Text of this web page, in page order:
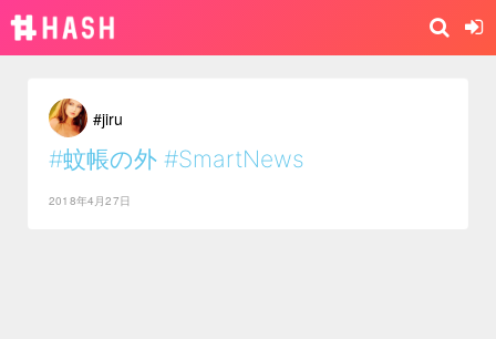
#jiru
#蚊帳の外 #SmartNews
2018年4月27日